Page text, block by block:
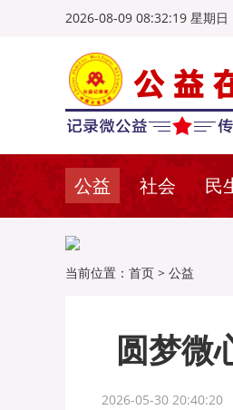
2026-08-09 08:32:20 星期日
公益 社会 民
当前位置： 首页 > 公益
圆梦微
2026-05-30 20:40:20